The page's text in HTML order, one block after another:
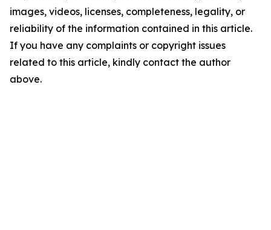
images, videos, licenses, completeness, legality, or
reliability of the information contained in this article.
If you have any complaints or copyright issues
related to this article, kindly contact the author
above.